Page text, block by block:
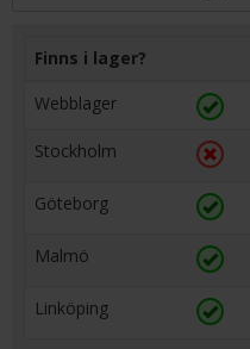
Finns i lager?
Webblager
Stockholm
Göteborg
Malmö
Linköping